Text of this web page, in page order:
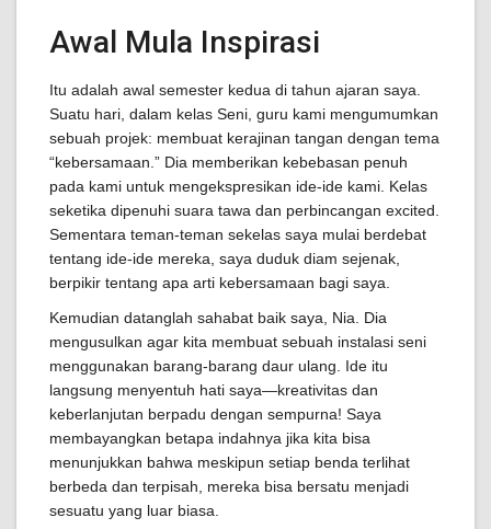
Awal Mula Inspirasi
Itu adalah awal semester kedua di tahun ajaran saya.
Suatu hari, dalam kelas Seni, guru kami mengumumkan
sebuah projek: membuat kerajinan tangan dengan tema
“kebersamaan.” Dia memberikan kebebasan penuh
pada kami untuk mengekspresikan ide-ide kami. Kelas
seketika dipenuhi suara tawa dan perbincangan excited.
Sementara teman-teman sekelas saya mulai berdebat
tentang ide-ide mereka, saya duduk diam sejenak,
berpikir tentang apa arti kebersamaan bagi saya.
Kemudian datanglah sahabat baik saya, Nia. Dia
mengusulkan agar kita membuat sebuah instalasi seni
menggunakan barang-barang daur ulang. Ide itu
langsung menyentuh hati saya—kreativitas dan
keberlanjutan berpadu dengan sempurna! Saya
membayangkan betapa indahnya jika kita bisa
menunjukkan bahwa meskipun setiap benda terlihat
berbeda dan terpisah, mereka bisa bersatu menjadi
sesuatu yang luar biasa.